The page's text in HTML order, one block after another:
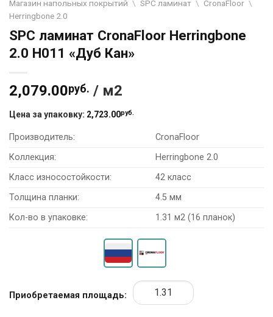
Магазин напольных покрытий \ SPC ламинат \ CronaFloor \
Herringbone 2.0
SPC ламинат CronaFloor Herringbone
2.0 H011 «Дуб Кан»
2,079.00руб. / м2
Цена за упаковку: 2,723.00руб.
Производитель:
CronaFloor
Коллекция:
Herringbone 2.0
Класс износостойкости:
42 класс
Толщина планки:
4.5 мм
Кол-во в упаковке:
1.31 м2 (16 планок)
Приобретаемая площадь: